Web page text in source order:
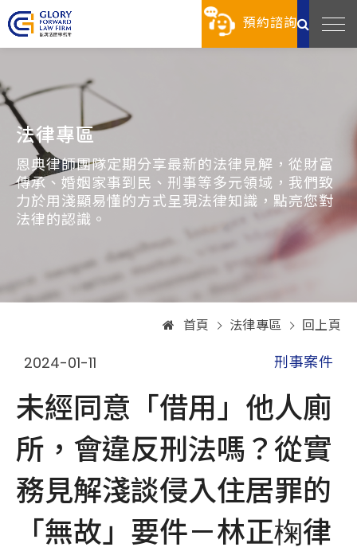
預約諮詢
法律專區
恩典律師團隊定期分享最新的法律見解，從財富
傳承、婚姻家事到民、刑事等多元領域，我們致
力於用淺顯易懂的方式呈現法律知識，點亮您對
法律的認識。
首頁 法律專區 回上頁
2024-01-11 刑事案件
未經同意「借用」他人廁
所，會違反刑法嗎？從實
務見解淺談侵入住居罪的
「無故」要件－林正椈律